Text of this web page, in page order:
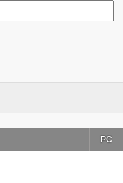
PC